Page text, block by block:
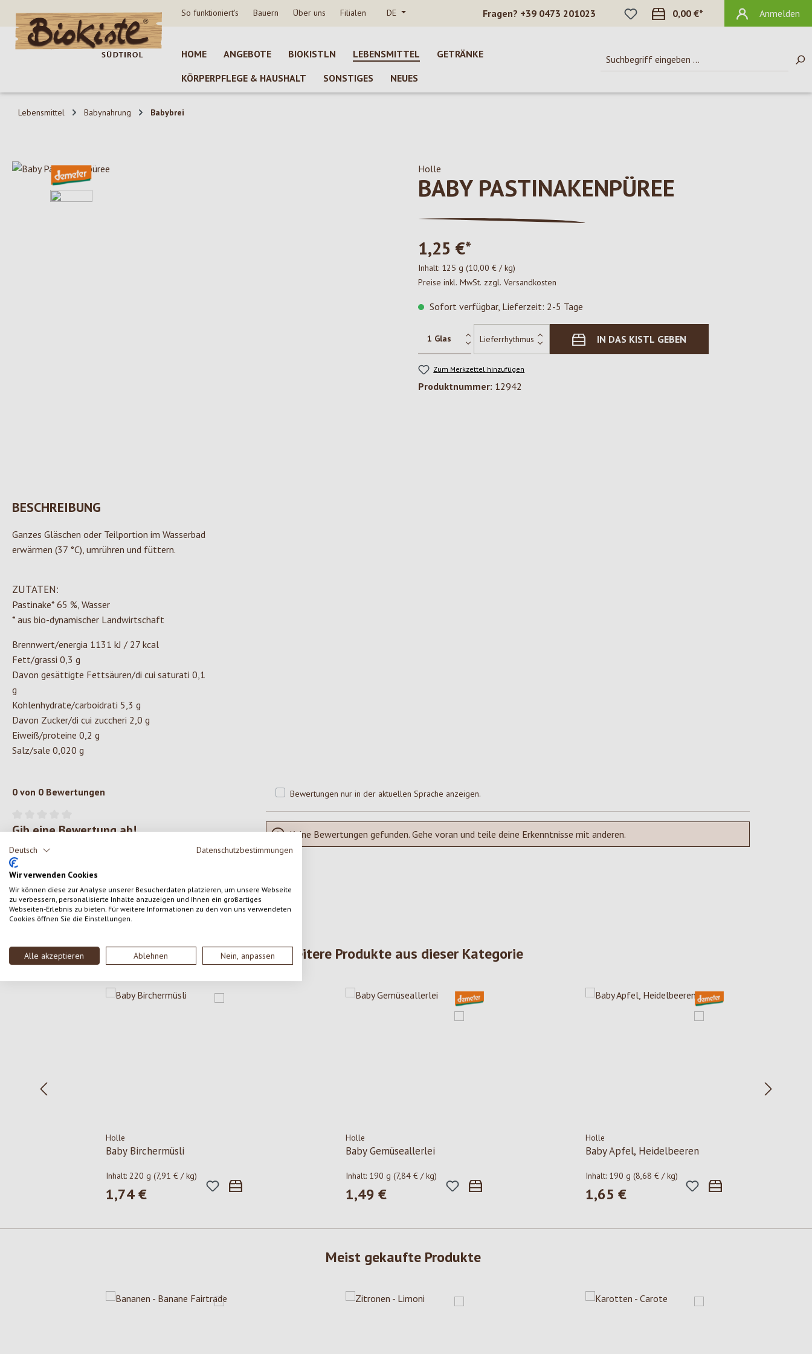
Deutsch Datenschutzbestimmungen
Wir verwenden Cookies
Wir können diese zur Analyse unserer Besucherdaten platzieren, um unsere Webseite
zu verbessern, personalisierte Inhalte anzuzeigen und Ihnen ein großartiges
Webseiten-Erlebnis zu bieten. Für weitere Informationen zu den von uns verwendeten
Cookies öffnen Sie die Einstellungen.
Alle akzeptieren Ablehnen Nein, anpassen
Hauptinhalt springen
Zur Suche springen
Zur Hauptnavigation springen So funktioniert's Bauern Über uns Filialen DE Fragen? +39 0473 201023
DU HAST 0 PRODUKTE AUF DEM
0,00 €* Anmelden
HOME ANGEBOTE BIOKISTLN LEBENSMITTEL
GETRÄNKE
KÖRPERPFLEGE & HAUSHALT
SONSTIGES NEUES
Lebensmittel Babynahrung Babybrei
Bildergalerie überspringen Holle
BABY PASTINAKENPÜREE
1,25 €*
Inhalt: 125 g (10,00 € / kg)
Preise inkl. MwSt. zzgl. Versandkosten
Sofort verfügbar, Lieferzeit: 2-5 Tage
IN DAS KISTL GEBEN
Zum Merkzettel hinzufügen
Produktnummer: 12942
BESCHREIBUNG
Ganzes Gläschen oder Teilportion im Wasserbad
erwärmen (37 °C), umrühren und füttern.
ZUTATEN:
Pastinake* 65 %, Wasser
* aus bio-dynamischer Landwirtschaft
Brennwert/energia 1131 kJ / 27 kcal
Fett/grassi 0,3 g
Davon gesättigte Fettsäuren/di cui saturati 0,1
g
Kohlenhydrate/carboidrati 5,3 g
Davon Zucker/di cui zuccheri 2,0 g
Eiweiß/proteine 0,2 g
Salz/sale 0,020 g
0 von 0 Bewertungen
Durchschnittliche Bewertung von 0 von 5 Sternen
Gib eine Bewertung ab!
Teile deine Erfahrungen mit dem Produkt mit anderen
Kunden.
SCHREIBE EINE BEWERTUNG
Bewertungen nur in der aktuellen Sprache anzeigen.
Keine Bewertungen gefunden. Gehe voran und teile deine Erkenntnisse mit anderen.
Weitere Produkte aus dieser Kategorie
Produktgalerie überspringen
Holle
Baby Birchermüsli
Inhalt:220 g(7,91 € / kg)
Regulärer Preis:
1,74 €
Holle
Baby Gemüseallerlei
Inhalt: 190 g (7,84 € / kg)
Regulärer Preis:
1,49 €
Holle
Baby Apfel, Heidelbeeren
Inhalt: 190 g (8,68 € / kg)
Regulärer Preis:
1,65 €
Meist gekaufte Produkte